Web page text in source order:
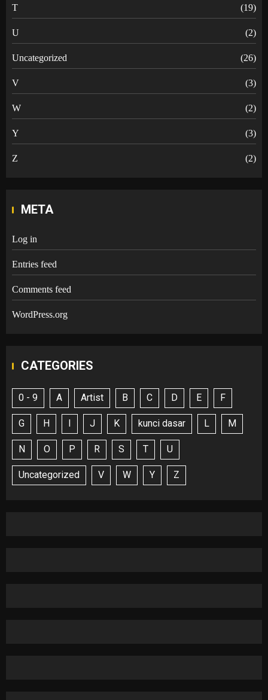
T (19)
U (2)
Uncategorized (26)
V (3)
W (2)
Y (3)
Z (2)
META
Log in
Entries feed
Comments feed
WordPress.org
CATEGORIES
0 - 9 A Artist B C D E F
G H I J K kunci dasar L M
N O P R S T U
Uncategorized V W Y Z